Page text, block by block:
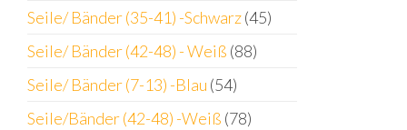
Seile/ Bänder (35-41) -Schwarz(45)
Seile/ Bänder (42-48) - Weiß (88)
Seile/ Bänder (7-13) -Blau (54)
Seile/Bänder (42-48) -Weiß (78)